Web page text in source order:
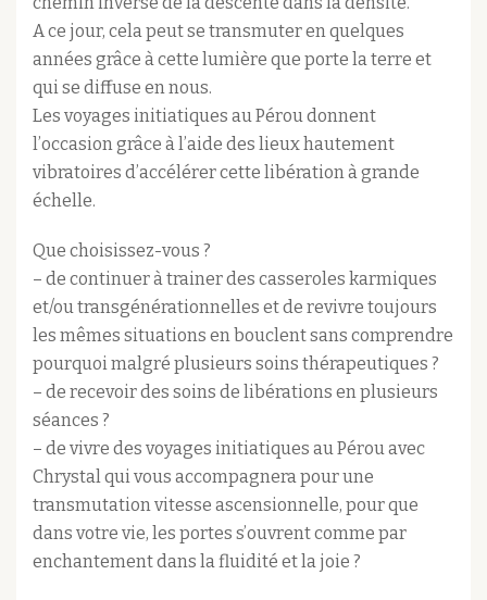
A ce jour, cela peut se transmuter en quelques
années grâce à cette lumière que porte la terre et
qui se diffuse en nous.
Les voyages initiatiques au Pérou donnent
l’occasion grâce à l’aide des lieux hautement
vibratoires d’accélérer cette libération à grande
échelle.
Que choisissez-vous ?
– de continuer à trainer des casseroles karmiques
et/ou transgénérationnelles et de revivre toujours
les mêmes situations en bouclent sans comprendre
pourquoi malgré plusieurs soins thérapeutiques ?
– de recevoir des soins de libérations en plusieurs
séances ?
– de vivre des voyages initiatiques au Pérou avec
Chrystal qui vous accompagnera pour une
transmutation vitesse ascensionnelle, pour que
dans votre vie, les portes s’ouvrent comme par
enchantement dans la fluidité et la joie ?